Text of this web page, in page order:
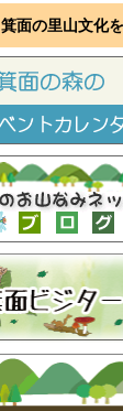
箕面の里山文化